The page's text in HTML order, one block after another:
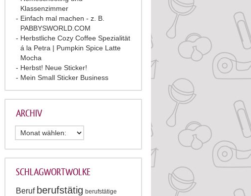
Klassenzimmer
Einfach mal machen - z. B.
PABBYSWORLD.COM
Herbstliche Cozy Coffee Spezialität
á la Petra | Pumpkin Spice Latte
Mocha
Herbst! Neue Sticker!
Mein Small Sticker Business
ARCHIV
SCHLAGWORTWOLKE
Beruf berufstätig berufstätige